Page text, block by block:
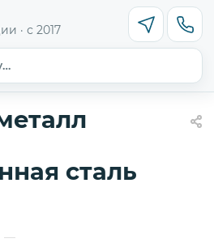
· с 2017
сталь
—